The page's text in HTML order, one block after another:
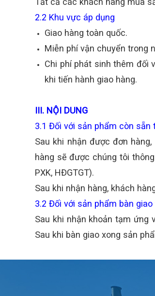
2.2 Khu vực áp dụng
Giao hàng toàn quốc.
Miễn phí vận chuyển trong
Chi phí phát sinh thêm đối
khi tiến hành giao hàng.
III. NỘI DUNG
3.1 Đối với sản phẩm còn sẵn
Sau khi nhận được đơn
hàng sẽ được chúng tôi
PXK, HĐGTGT).
Sau khi nhận hàng, khách
3.2 Đối với sản phẩm bàn
Sau khi nhận khoản tạm ứng
Sau khi bàn giao xong sản